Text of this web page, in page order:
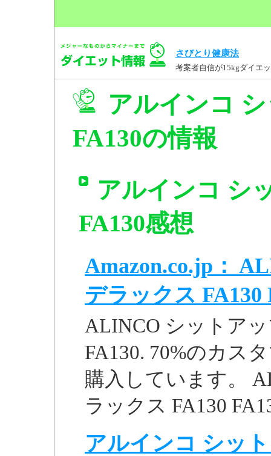
さびとり健康法
考案者自信が15kgダイエ
アルインコ
FA130の情報
アルインコ シ
FA130感想
Amazon.co.jp：
デラックス FA130
ALINCO シットア
FA130. 70%のカス
購入しています。
ラックス FA130
アルインコ シッ